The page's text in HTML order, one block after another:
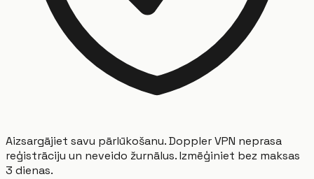
Aizsargājiet savu pārlūkošanu. Doppler VPN neprasa
reģistrāciju un neveido žurnālus. Izmēģiniet bez maksas
3 dienas.